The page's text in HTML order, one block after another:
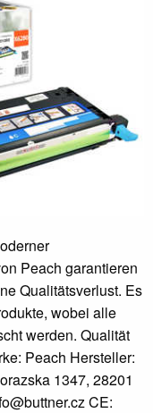
Peach garantieren
Qualitätsverlust. Es
wobei alle
werden. Qualität
Peach Hersteller:
1347, 28201
CE: